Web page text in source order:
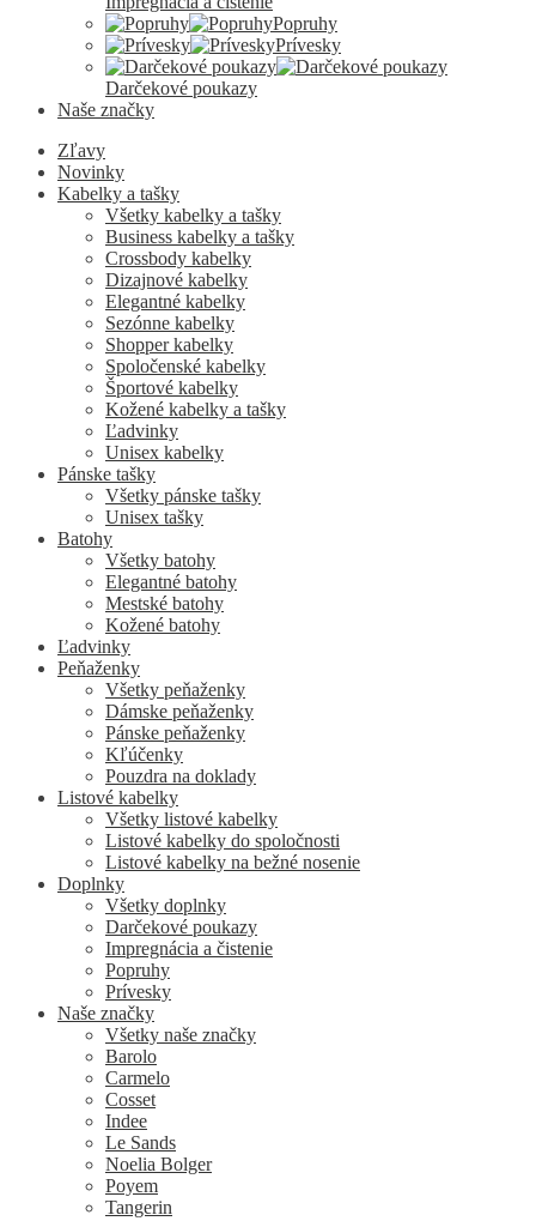
Popruhy
Prívesky
Darčekové poukazy
Naše značky
Zľavy
Novinky
Kabelky a tašky
Všetky kabelky a tašky
Business kabelky a tašky
Crossbody kabelky
Dizajnové kabelky
Elegantné kabelky
Sezónne kabelky
Shopper kabelky
Spoločenské kabelky
Športové kabelky
Kožené kabelky a tašky
Ľadvinky
Unisex kabelky
Pánske tašky
Všetky pánske tašky
Unisex tašky
Batohy
Všetky batohy
Elegantné batohy
Mestské batohy
Kožené batohy
Ľadvinky
Peňaženky
Všetky peňaženky
Dámske peňaženky
Pánske peňaženky
Kľúčenky
Pouzdra na doklady
Listové kabelky
Všetky listové kabelky
Listové kabelky do spoločnosti
Listové kabelky na bežné nosenie
Doplnky
Všetky doplnky
Darčekové poukazy
Impregnácia a čistenie
Popruhy
Prívesky
Naše značky
Všetky naše značky
Barolo
Carmelo
Cosset
Indee
Le Sands
Noelia Bolger
Poyem
Tangerin